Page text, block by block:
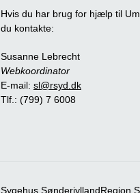
Hvis du har brug for hjælp til
du kontakte:
Susanne Lebrecht
Webkoordinator
E-mail: sl@rsyd.dk
Tlf.: (799) 7 6008
Sygehus SønderjyllandRegion